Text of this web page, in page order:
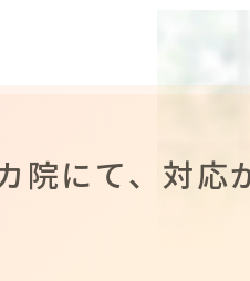
院にて、対応